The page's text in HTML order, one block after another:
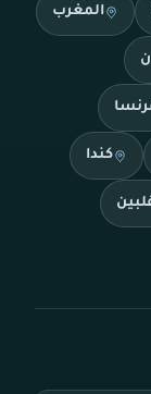
المغرب
كندا